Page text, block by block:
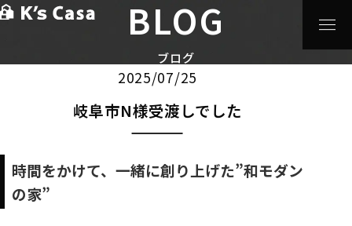
BLOG
ブログ
注文住宅> 岐阜市N様受渡しでした
2025/07/25
岐阜市N様受渡しでした
時間をかけて、一緒に創り上げた”和モダン
の家”